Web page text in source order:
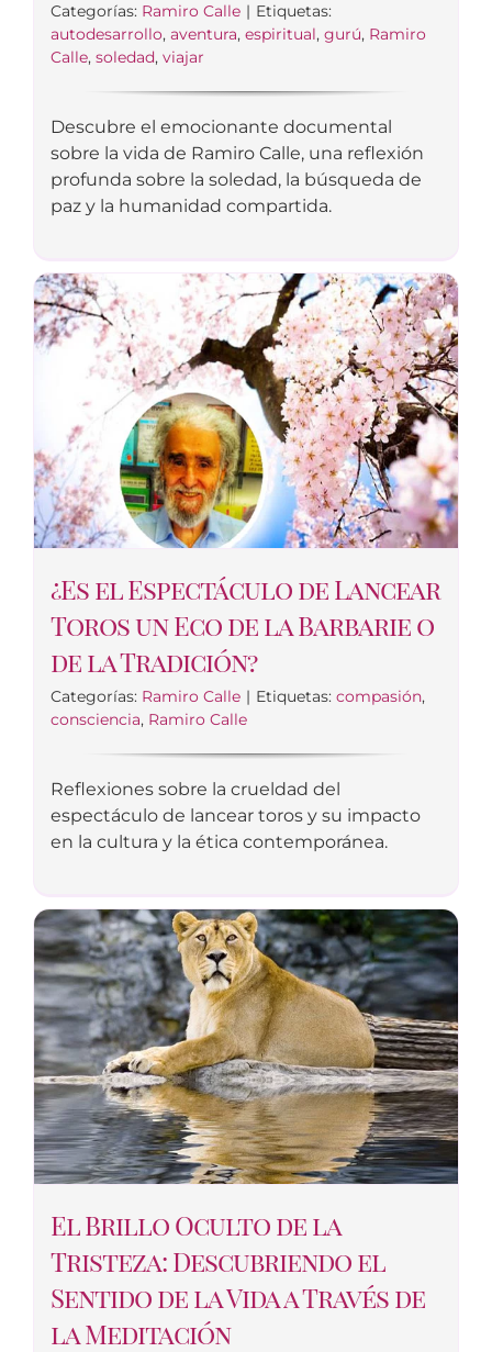
Categorías: Ramiro Calle | Etiquetas:
autodesarrollo, aventura, espiritual, gurú, Ramiro
Calle, soledad, viajar
Descubre el emocionante documental
sobre la vida de Ramiro Calle, una reflexión
profunda sobre la soledad, la búsqueda de
paz y la humanidad compartida.
¿Es el Espectáculo de Lancear
Toros un Eco de la Barbarie o
de la Tradición?
Categorías: Ramiro Calle | Etiquetas: compasión,
consciencia, Ramiro Calle
Reflexiones sobre la crueldad del
espectáculo de lancear toros y su impacto
en la cultura y la ética contemporánea.
El Brillo Oculto de la
Tristeza: Descubriendo el
Sentido de la Vida a Través de
la Meditación